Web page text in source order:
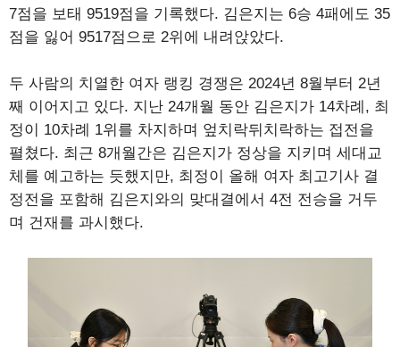
7점을 보태 9519점을 기록했다. 김은지는 6승 4패에도 35
점을 잃어 9517점으로 2위에 내려앉았다.
두 사람의 치열한 여자 랭킹 경쟁은 2024년 8월부터 2년
째 이어지고 있다. 지난 24개월 동안 김은지가 14차례, 최
정이 10차례 1위를 차지하며 엎치락뒤치락하는 접전을
펼쳤다. 최근 8개월간은 김은지가 정상을 지키며 세대교
체를 예고하는 듯했지만, 최정이 올해 여자 최고기사 결
정전을 포함해 김은지와의 맞대결에서 4전 전승을 거두
며 건재를 과시했다.